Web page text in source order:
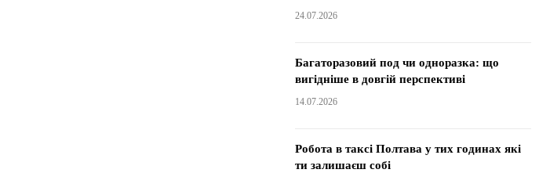
24.07.2026
Багаторазовий под чи одноразка: що
вигідніше в довгій перспективі
14.07.2026
Робота в таксі Полтава у тих годинах які
ти залишаєш собі